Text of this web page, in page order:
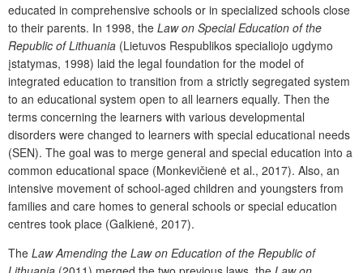
educated in comprehensive schools or in specialized schools close
to their parents. In 1998, the Law on Special Education of the
Republic of Lithuania (Lietuvos Respublikos specialiojo ugdymo
įstatymas, 1998) laid the legal foundation for the model of
integrated education to transition from a strictly segregated system
to an educational system open to all learners equally. Then the
terms concerning the learners with various developmental
disorders were changed to learners with special educational needs
(SEN). The goal was to merge general and special education into a
common educational space (Monkevičienė et al., 2017). Also, an
intensive movement of school-aged children and youngsters from
families and care homes to general schools or special education
centres took place (Galkienė, 2017).
The Law Amending the Law on Education of the Republic of